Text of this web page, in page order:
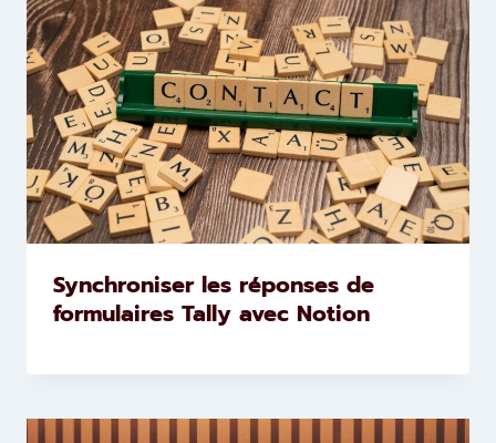
Synchroniser les réponses de
formulaires Tally avec Notion